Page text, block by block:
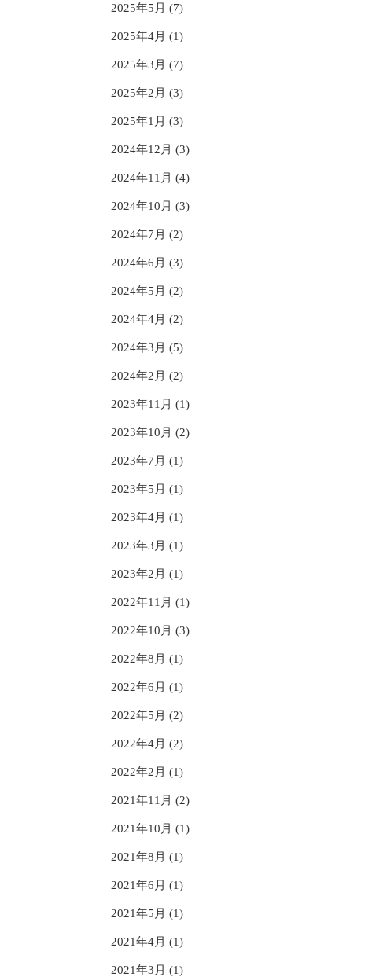
2025年5月 (7)
2025年4月 (1)
2025年3月 (7)
2025年2月 (3)
2025年1月 (3)
2024年12月 (3)
2024年11月 (4)
2024年10月 (3)
2024年7月 (2)
2024年6月 (3)
2024年5月 (2)
2024年4月 (2)
2024年3月 (5)
2024年2月 (2)
2023年11月 (1)
2023年10月 (2)
2023年7月 (1)
2023年5月 (1)
2023年4月 (1)
2023年3月 (1)
2023年2月 (1)
2022年11月 (1)
2022年10月 (3)
2022年8月 (1)
2022年6月 (1)
2022年5月 (2)
2022年4月 (2)
2022年2月 (1)
2021年11月 (2)
2021年10月 (1)
2021年8月 (1)
2021年6月 (1)
2021年5月 (1)
2021年4月 (1)
2021年3月 (1)